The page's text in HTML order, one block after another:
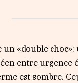
un «double
entre urgence
est sombre.